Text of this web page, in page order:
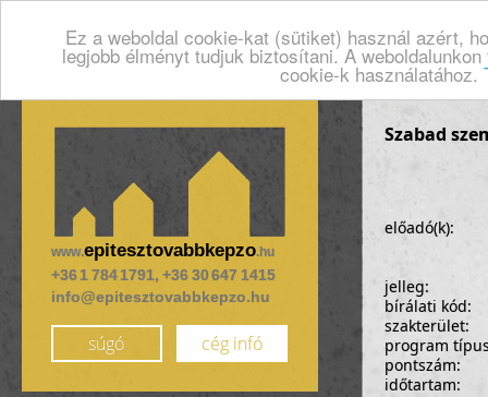
Ez a weboldal cookie-kat (sütiket) használ azért,
legjobb élményt tudjuk biztosítani. A
cookie-k használatához.
www.epitesztovabbkepzo.hu
+36 1 784 1791, +36 30 647 1415
info@epitesztovabbkepzo.hu
súgó cég infó
Szabad
előadó(k):
jelleg:
bírálati kód:
szakterület:
program
pontszám:
időtartam: